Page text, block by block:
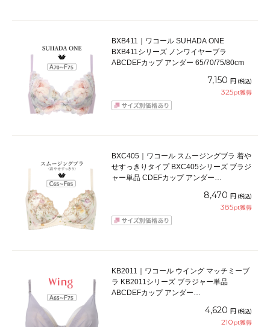
BXB411｜ワコール SUHADA ONE
BXB411シリーズ ノンワイヤーブラ
ABCDEFカップ アンダー 65/70/75/80cm
7,150 円 (税込)
325pt獲得
BXC405｜ワコール スムージングブラ 着や
せすっきりタイプ BXC405シリーズ ブラジ
ャー単品 CDEFカップ アンダー
8,470 円 (税込)
385pt獲得
KB2011｜ワコール ウイング マッチミーブ
ラ KB2011シリーズ ブラジャー単品
ABCDEFカップ アンダー
4,620 円 (税込)
210pt獲得